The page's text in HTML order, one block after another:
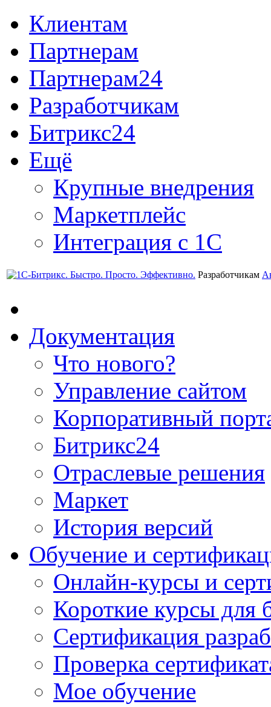
Клиентам
Партнерам
Партнерам24
Разработчикам
Битрикс24
Ещё
Крупные внедрения
Маркетплейс
Интеграция с 1С
Разработчикам
Документация
Что нового?
Управление сайтом
Корпоративный
Битрикс24
Отраслевые решения
Маркет
История версий
Обучение и
Онлайн-курсы и
Короткие курсы для
Сертификация
Проверка
Мое обучение